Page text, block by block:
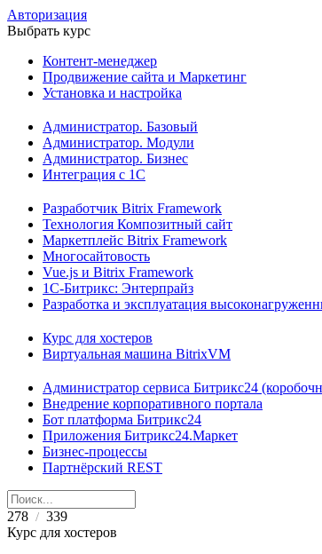
Авторизация
Выбрать курс
Контент-менеджер
Продвижение сайта и Маркетинг
Установка и настройка
Администратор. Базовый
Администратор. Модули
Администратор. Бизнес
Интеграция с 1С
Разработчик Bitrix Framework
Технология Композитный сайт
Маркетплейс Bitrix Framework
Многосайтовость
Vue.js и Bitrix Framework
1С-Битрикс: Энтерпрайз
Разработка и эксплуатация
Курс для хостеров
Виртуальная машина BitrixVM
Администратор сервиса Битрикс24
Внедрение корпоративного портала
Бот платформа Битрикс24
Приложения Битрикс24.Маркет
Бизнес-процессы
Партнёрский REST
278 / 339
Курс для хостеров